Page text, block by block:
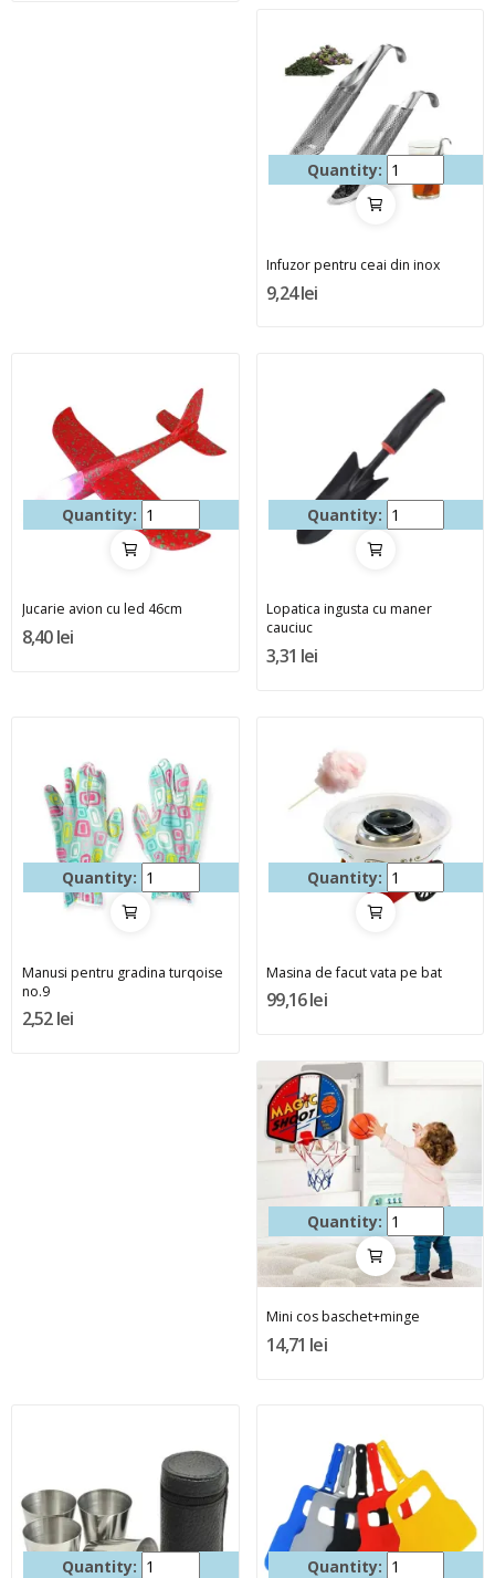
Quantity:
Infuzor pentru ceai din inox
9,24 lei
Quantity:
Jucarie avion cu led 46cm
8,40 lei
Quantity:
Lopatica ingusta cu maner
cauciuc
3,31 lei
Quantity:
Manusi pentru gradina turqoise
no.9
2,52 lei
Quantity:
Masina de facut vata pe bat
99,16 lei
Quantity:
Mini cos baschet+minge
14,71 lei
Quantity: Quantity: